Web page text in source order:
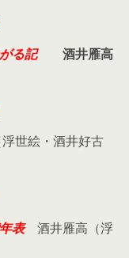
る記酒井雁高
世絵・酒井好古
表酒井雁高（浮